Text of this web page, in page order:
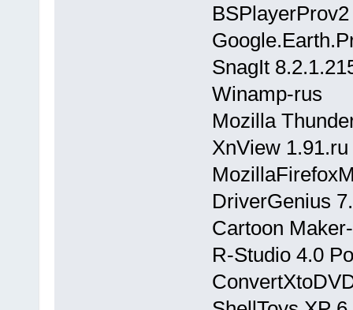
SnagIt
Winamp-rus
Mozilla
XnView
DriverGenius
Cartoon
R-Studio 4.0